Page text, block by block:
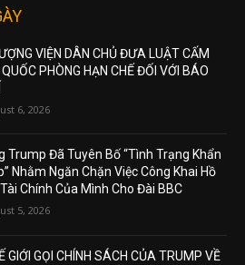
VIỆN DÂN CHỦ ĐƯA LUẬT CẤM
QUỐC PHÒNG HẠN CHẾ ĐỐI VỚI BÁO
6, 2026
Trump Đã Tuyên Bố “Tình Trạng Khẩn
Nhằm Ngăn Chặn Việc Công Khai Hồ
Chính Của Mình Cho Đài BBC
5, 2026
GIỚI GỌI CHÍNH SÁCH CỦA TRUMP VỀ